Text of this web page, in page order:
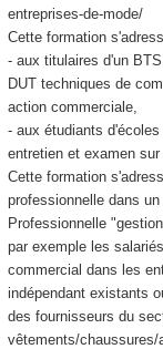
entreprises-de-mode/
Cette formation
- aux titulaires d'un
DUT techniques de
action commerciale,
- aux étudiants
entretien et examen sur
Cette formation
professionnelle dans
Professionnelle
par exemple les
commercial dans les
indépendant existants
des fournisseurs du
vêtements/chaussures/